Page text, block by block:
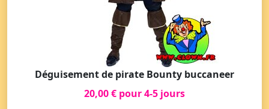
Déguisement de pirate Bounty buccaneer
20,00 € pour 4-5 jours